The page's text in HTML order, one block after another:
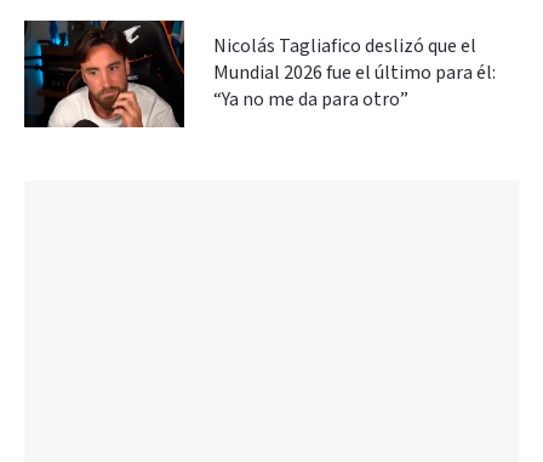
Nicolás Tagliafico deslizó que el
Mundial 2026 fue el último para él:
“Ya no me da para otro”